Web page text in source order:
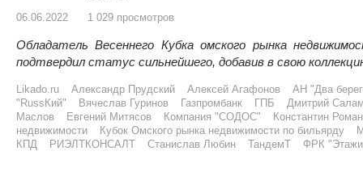
06.06.2022 1 029 просмотров
Обладатель Весеннего Кубка омского рынка
подтвердил статус сильнейшего, добавив в свою
Likado.ru Александр Прудский Алексей Агафонов
АН "Два
"RussКий"
Вячеслав Гуринов Газпромбанк ГПБ
Дмитрий
Маслов
Евгений Митясов Компания "СОДОС"
Константин
недвижимости
Кубок Омского рынка недвижимости по бильярду
КПД
РИЭЛТКОНСАЛТ Станислав Любин ТандемТ ФРК